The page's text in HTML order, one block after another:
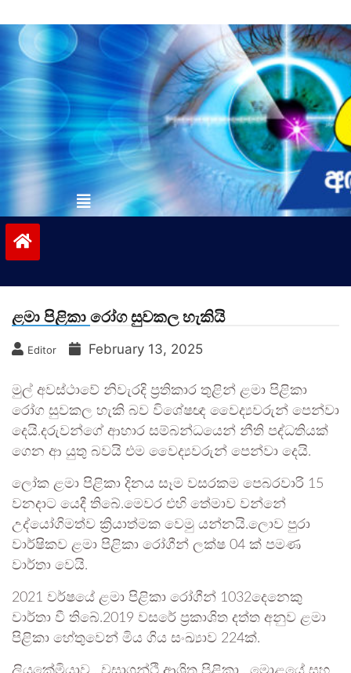
to
contentvinivida.lk
ළමා පිළිකා රෝග සුවකල හැකියි
Editor February 13, 2025
මුල් අවස්ථාවේ නිවැරදි ප්‍රතිකාර තුළින් ළමා පිළිකා
රෝග සුවකල හැකි බව විශේෂඥ වෛද්‍යවරුන් පෙන්වා
දෙයි.දරුවන්ගේ ආහාර සම්බන්ධයෙන් නීති පද්ධතියක්
ගෙන ආ යුතු බවයි එම වෛද්‍යවරුන් පෙන්වා දෙයි.
ලෝක ළමා පිළිකා දිනය සෑම වසරකම පෙබරවාරි 15
වනදාට යෙදී තිබේ.මෙවර එහි තේමාව වන්නේ
උද්යෝගිමත්ව ක්‍රියාත්මක වෙමු යන්නයි.ලොව පුරා
වාර්ෂිකව ළමා පිළිකා රෝගීන් ලක්ෂ 04 ක් පමණ
වාර්තා වෙයි.
2021 වර්ෂයේ ළමා පිළිකා රෝගීන් 1032දෙනෙකු
වාර්තා වී තිබේ.2019 වසරේ ප්‍රකාශිත දත්ත අනුව ළමා
පිළිකා හේතුවෙන් මිය ගිය සංඛ්‍යාව 224ක්.